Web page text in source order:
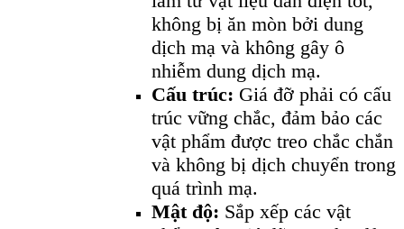
không bị ăn mòn bởi dung
dịch mạ và không gây ô
nhiễm dung dịch mạ.
Cấu trúc: Giá đỡ phải có cấu
trúc vững chắc, đảm bảo các
vật phẩm được treo chắc chắn
và không bị dịch chuyển trong
quá trình mạ.
Mật độ: Sắp xếp các vật